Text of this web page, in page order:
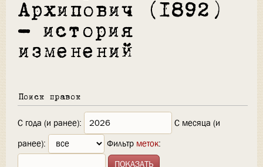
Архипович (1892)
— история
изменений
Поиск правок
С года (и ранее):
С месяца (и
ранее):
Фильтр меток: